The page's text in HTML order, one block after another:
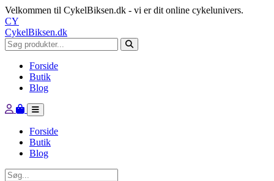
Velkommen til CykelBiksen.dk - vi er dit online cykelunivers.
CY
CykelBiksen.dk
Forside
Butik
Blog
Forside
Butik
Blog